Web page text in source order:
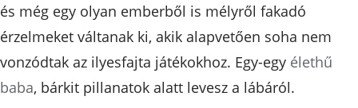
és még egy olyan emberből is mélyről fakadó
érzelmeket váltanak ki, akik alapvetően soha nem
vonzódtak az ilyesfajta játékokhoz. Egy-egy élethű
baba, bárkit pillanatok alatt levesz a lábáról.